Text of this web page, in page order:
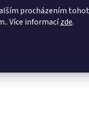
procházením
Více informacízde.